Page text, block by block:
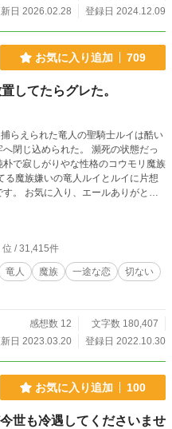
いまくる当て馬の話。 こちら
日 2026.02.28
登録日 2024.12.09
お気に入り追加 709
してたらグレた。
らえられた竜人の聖騎士ルイは酷い
閉じ込められた。 瀕死の状態だっ
で寂しがりやな性格のコウモリ魔族
がとう
ですが、ハッピーエンド目指して
場人物が多くなってきたのでまと
ル
２８０歳（人間年齢 28歳） 髪は氷
魔族 ドグライ
目、強面 竜人聖騎士としてプライ
い年下、ルイとユーロンに対して少
魔族に対する偏見がない。 グレイ
人としてのプライドが高く、仕事人
位 / 31,415件
竜人 魔族 一途な恋
切ない
感想数 12
文字数 180,407
日 2023.03.20
登録日 2022.10.30
お気に入り追加 100
世も冷遇してくださいませ